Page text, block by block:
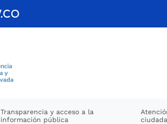
Transparencia y acceso a la
información pública